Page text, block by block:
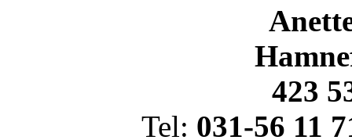
423
Tel: 031-56 11